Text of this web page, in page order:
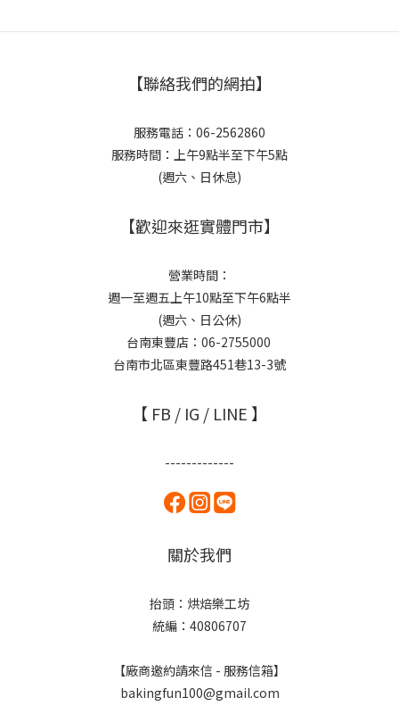
【聯絡我們的網拍】
服務電話：06-2562860
服務時間：上午9點半至下午5點
(週六、日休息)
【歡迎來逛實體門市】
營業時間：
週一至週五上午10點至下午6點半
(週六、日公休)
台南東豐店：06-2755000
台南市北區東豐路451巷13-3號
【 FB / IG / LINE 】
-------------
關於我們
抬頭：烘焙樂工坊
統編：40806707
【廠商邀約請來信 - 服務信箱】
bakingfun100@gmail.com